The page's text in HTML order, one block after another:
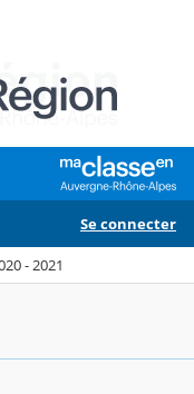
Se connecter
- 2021